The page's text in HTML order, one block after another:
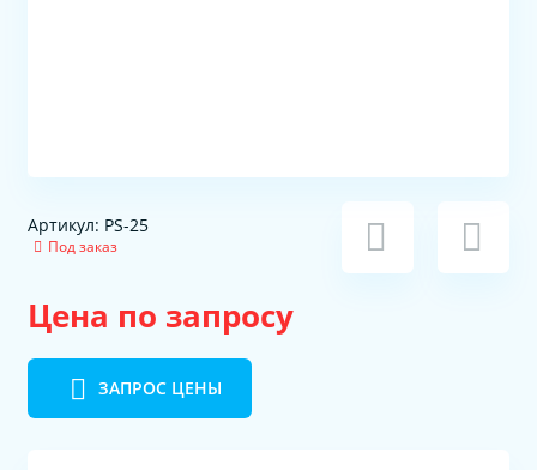
Артикул: PS-25
Под заказ
Цена по запросу
ЗАПРОС ЦЕНЫ